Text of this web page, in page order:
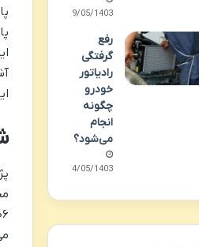
29/05/1403
رفع
گرفتگی
رادیاتور
خودرو
چگونه
انجام
می‌شود؟
14/05/1403